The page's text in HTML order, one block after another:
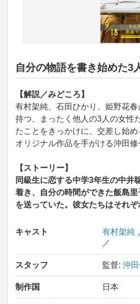
自分の物語を書き始めた3
【解説／みどころ】
有村架純、石田ひかり、姫野花
持つ、まったく他人の3人の女性
たことをきっかけに、交差し始
オリジナル作品を手がける沖田
【ストーリー】
同級生に恋する中学3年生の中井
着き、自分の時間ができた飯島
を送っていた。彼女たちはそれ
キャスト 有村架純
／
スタッフ 監督: 沖
制作国 日本